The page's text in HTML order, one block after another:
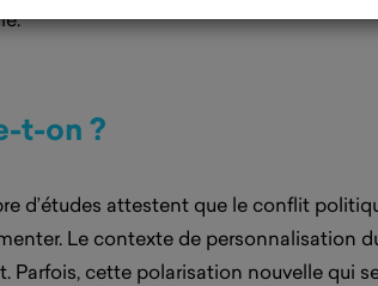
t-on ?
d’études attestent que le conflit
Le contexte de personnalisation
Parfois, cette polarisation nouvelle qui